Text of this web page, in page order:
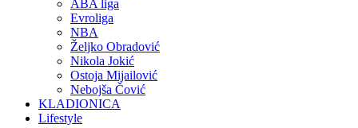
ABA liga
Evroliga
NBA
Željko Obradović
Nikola Jokić
Ostoja Mijailović
Nebojša Čović
KLADIONICA
Lifestyle